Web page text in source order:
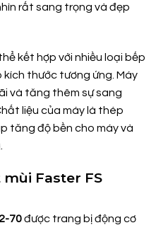
rất sang trọng và đẹp
kết hợp với nhiều loại bếp
thước tương ứng. Máy
và tăng thêm sự sang
liệu của máy là thép
tăng độ bền cho máy và
Faster FS
70được trang bị động cơ